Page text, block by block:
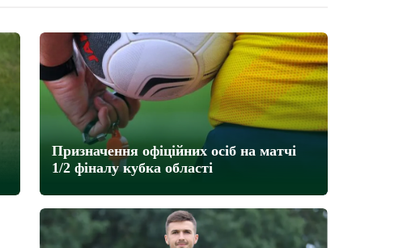
Призначення офіційних осіб на матчі
1/2 фіналу кубка області